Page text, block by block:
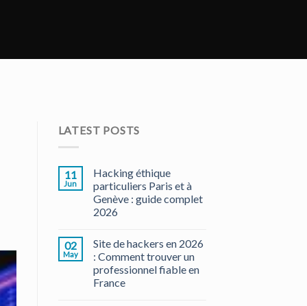
LATEST POSTS
11
Jun
Hacking éthique
particuliers Paris et à
Genève : guide complet
2026
02
May
Site de hackers en 2026
: Comment trouver un
professionnel fiable en
France